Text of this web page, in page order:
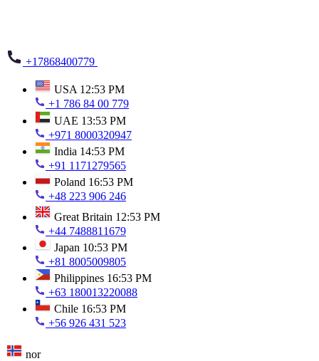
+17868400779
USA 12:53 PM
+1 786 84 00 779
UAE 13:53 PM
+971 8000320947
India 14:53 PM
+91 1171279565
Poland 16:53 PM
+48 223 906 246
Great Britain 12:53 PM
+44 7488811679
Japan 10:53 PM
+81 8005009805
Philippines 16:53 PM
+63 180013220088
Chile 16:53 PM
+56 926 431 523
nor